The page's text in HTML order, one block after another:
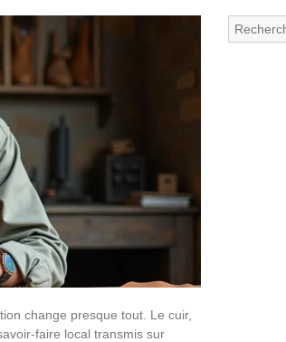
change presque tout. Le cuir,
faire local transmis sur